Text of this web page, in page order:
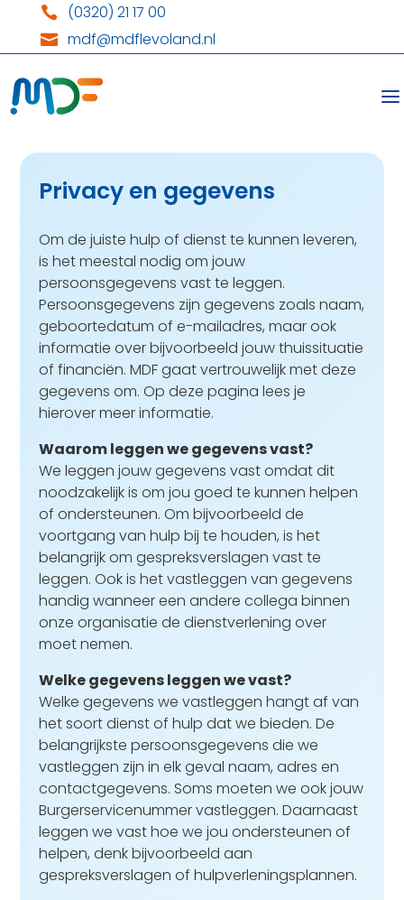
 (0320) 21 17 00
 mdf@mdflevoland.nl
Privacy en gegevens
Om de juiste hulp of dienst te kunnen leveren,
is het meestal nodig om jouw
persoonsgegevens vast te leggen.
Persoonsgegevens zijn gegevens zoals naam,
geboortedatum of e-mailadres, maar ook
informatie over bijvoorbeeld jouw thuissituatie
of financiën. MDF gaat vertrouwelijk met deze
gegevens om. Op deze pagina lees je
hierover meer informatie.
Waarom leggen we gegevens vast?
We leggen jouw gegevens vast omdat dit
noodzakelijk is om jou goed te kunnen helpen
of ondersteunen. Om bijvoorbeeld de
voortgang van hulp bij te houden, is het
belangrijk om gespreksverslagen vast te
leggen. Ook is het vastleggen van gegevens
handig wanneer een andere collega binnen
onze organisatie de dienstverlening over
moet nemen.
Welke gegevens leggen we vast?
Welke gegevens we vastleggen hangt af van
het soort dienst of hulp dat we bieden. De
belangrijkste persoonsgegevens die we
vastleggen zijn in elk geval naam, adres en
contactgegevens. Soms moeten we ook jouw
Burgerservicenummer vastleggen. Daarnaast
leggen we vast hoe we jou ondersteunen of
helpen, denk bijvoorbeeld aan
gespreksverslagen of hulpverleningsplannen.